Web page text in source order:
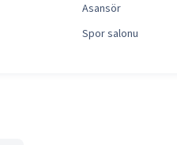
Asansör
Spor salonu